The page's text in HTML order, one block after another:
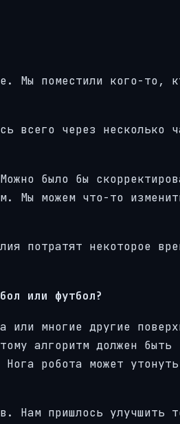
Мы поместили кого-то,
всего через несколько
было бы
Мы можем что-то
потратят некоторое
или футбол?
или многие другие
алгоритм должен быть
Нога робота может
Нам пришлось улучшить